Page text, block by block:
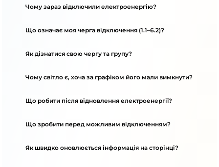
Чому зараз відключили електроенергію?
Що означає моя черга відключення (1.1–6.2)?
Як дізнатися свою чергу та групу?
Чому світло є, хоча за графіком його мали вимкнути?
Що робити після відновлення електроенергії?
Що зробити перед можливим відключенням?
Як швидко оновлюється інформація на сторінці?